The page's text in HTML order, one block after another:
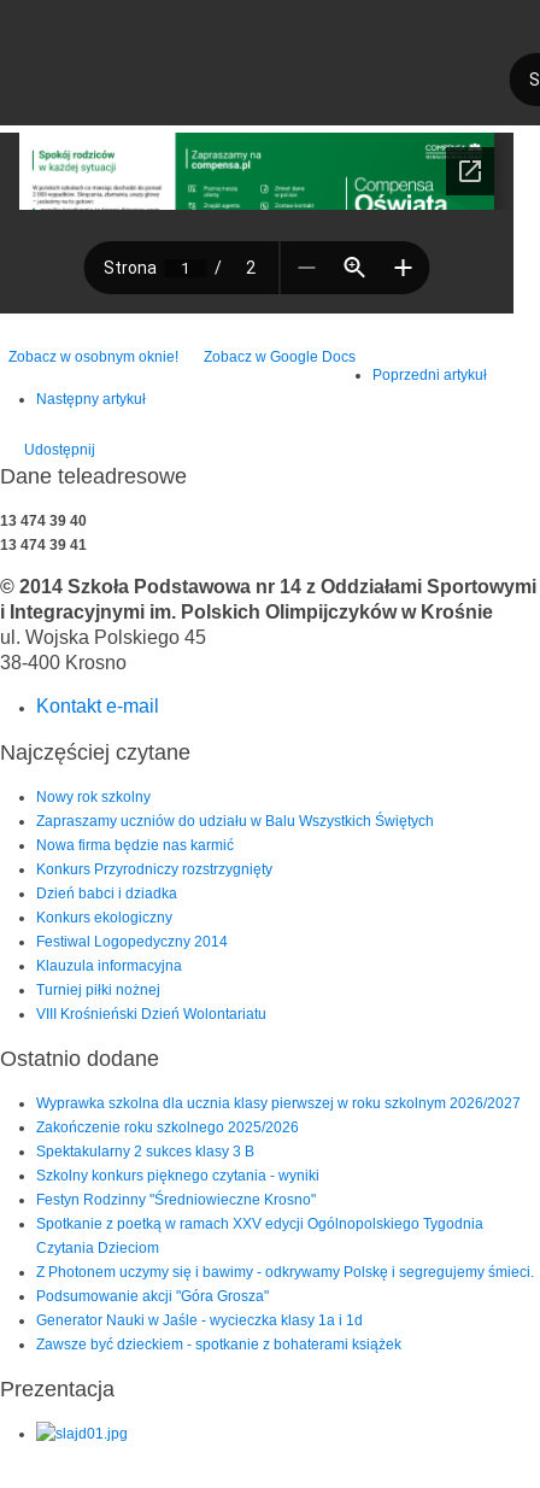
Zobacz w osobnym oknie!
Zobacz w Google Docs
Poprzedni artykuł
Następny artykuł
Udostępnij
Dane teleadresowe
13 474 39 40
13 474 39 41
© 2014 Szkoła Podstawowa nr 14 z Oddziałami Sportowymi
i Integracyjnymi im. Polskich Olimpijczyków w Krośnie
ul. Wojska Polskiego 45
38-400 Krosno
Kontakt e-mail
Najczęściej czytane
Nowy rok szkolny
Zapraszamy uczniów do udziału w Balu Wszystkich Świętych
Nowa firma będzie nas karmić
Konkurs Przyrodniczy rozstrzygnięty
Dzień babci i dziadka
Konkurs ekologiczny
Festiwal Logopedyczny 2014
Klauzula informacyjna
Turniej piłki nożnej
VIII Krośnieński Dzień Wolontariatu
Ostatnio dodane
Wyprawka szkolna dla ucznia klasy pierwszej w roku szkolnym 2026/2027
Zakończenie roku szkolnego 2025/2026
Spektakularny 2 sukces klasy 3 B
Szkolny konkurs pięknego czytania - wyniki
Festyn Rodzinny "Średniowieczne Krosno"
Spotkanie z poetką w ramach XXV edycji Ogólnopolskiego Tygodnia
Czytania Dzieciom
Z Photonem uczymy się i bawimy - odkrywamy Polskę i segregujemy śmieci.
Podsumowanie akcji "Góra Grosza"
Generator Nauki w Jaśle - wycieczka klasy 1a i 1d
Zawsze być dzieckiem - spotkanie z bohaterami książek
Prezentacja